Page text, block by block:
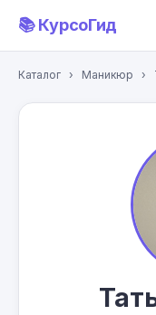
📚 КурсоГид
Каталог › Маникюр ›